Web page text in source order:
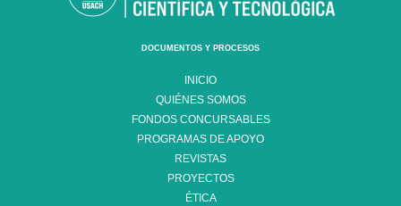
DOCUMENTOS Y PROCESOS
INICIO
QUIÉNES SOMOS
FONDOS CONCURSABLES
PROGRAMAS DE APOYO
REVISTAS
PROYECTOS
ÉTICA